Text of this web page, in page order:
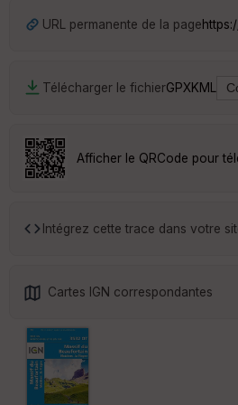
URL permanente de la page
Télécharger le fichierGPXKML
Afficher le QRCode pour
Intégrez cette trace dans votre
Cartes IGN correspondantes